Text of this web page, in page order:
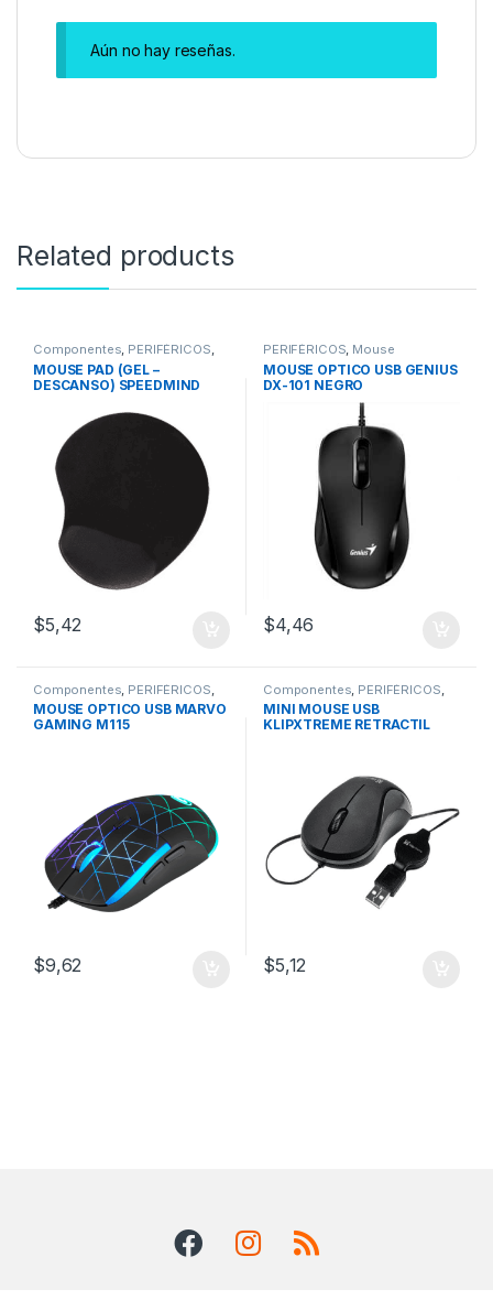
Aún no hay reseñas.
Related products
Componentes, PERIFÉRICOS,
Mouse pad
MOUSE PAD (GEL –
DESCANSO) SPEEDMIND
$5,42
PERIFÉRICOS, Mouse
MOUSE OPTICO USB GENIUS
DX-101 NEGRO
$4,46
Componentes PERIFÉRICOS
Mouse
MOUSE OPTICO USB MARVO
GAMING M115
$9,62
Componentes PERIFÉRICOS
Mouse
MINI MOUSE USB
KLIPXTREME RETRACTIL
$5,12